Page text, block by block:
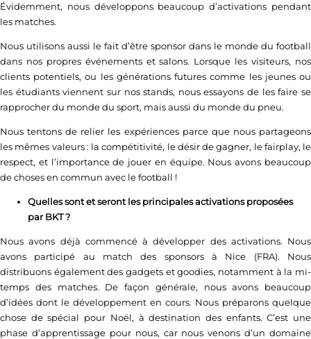
Évidemment, nous développons beaucoup d’activations pendant
les matches.
Nous utilisons aussi le fait d’être sponsor dans le monde du football
dans nos propres événements et salons. Lorsque les visiteurs, nos
clients potentiels, ou les générations futures comme les jeunes ou
les étudiants viennent sur nos stands, nous essayons de les faire se
rapprocher du monde du sport, mais aussi du monde du pneu.
Nous tentons de relier les expériences parce que nous partageons
les mêmes valeurs : la compétitivité, le désir de gagner, le fairplay, le
respect, et l’importance de jouer en équipe. Nous avons beaucoup
de choses en commun avec le football !
Quelles sont et seront les principales activations proposées
par BKT ?
Nous avons déjà commencé à développer des activations. Nous
avons participé au match des sponsors à Nice (FRA). Nous
distribuons également des gadgets et goodies, notamment à la mi-
temps des matches. De façon générale, nous avons beaucoup
d’idées dont le développement en cours. Nous préparons quelque
chose de spécial pour Noël, à destination des enfants. C’est une
phase d’apprentissage pour nous, car nous venons d’un domaine